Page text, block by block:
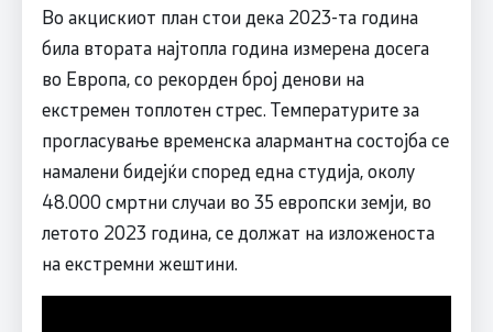
Во акцискиот план стои дека 2023-та година
била втората најтопла година измерена досега
во Европа, со рекорден број денови на
екстремен топлотен стрес. Температурите за
прогласување временска алармантна состојба се
намалени бидејќи според една студија, околу
48.000 смртни случаи во 35 европски земји, во
летото 2023 година, се должат на изложеноста
на екстремни жештини.